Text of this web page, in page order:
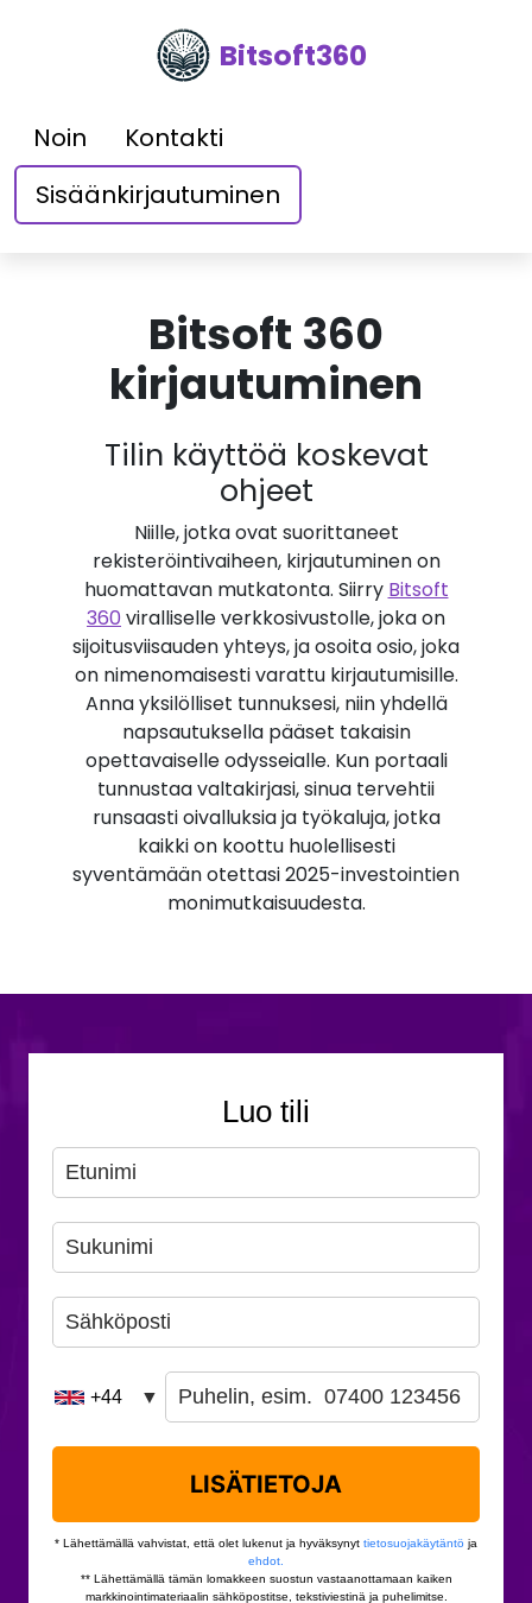
Bitsoft360
Noin
Kontakti
Sisäänkirjautuminen
Bitsoft 360
kirjautuminen
Tilin käyttöä koskevat
ohjeet
Niille, jotka ovat suorittaneet
rekisteröintivaiheen, kirjautuminen on
huomattavan mutkatonta. Siirry Bitsoft
360 viralliselle verkkosivustolle, joka on
sijoitusviisauden yhteys, ja osoita osio, joka
on nimenomaisesti varattu kirjautumisille.
Anna yksilölliset tunnuksesi, niin yhdellä
napsautuksella pääset takaisin
opettavaiselle odysseialle. Kun portaali
tunnustaa valtakirjasi, sinua tervehtii
runsaasti oivalluksia ja työkaluja, jotka
kaikki on koottu huolellisesti
syventämään otettasi 2025-investointien
monimutkaisuudesta.